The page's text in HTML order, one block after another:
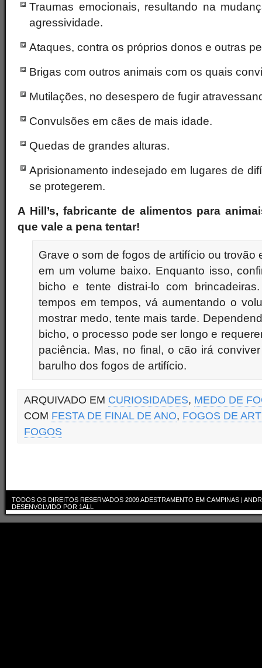
Traumas emocionais, resultando na
agressividade.
Ataques, contra os próprios donos e outras
Brigas com outros animais com os quais
Mutilações, no desespero de fugir
Convulsões em cães de mais idade.
Quedas de grandes alturas.
Aprisionamento indesejado em lugares de
se protegerem.
A Hill’s, fabricante de alimentos para
que vale a pena tentar!
Grave o som de fogos de artifício ou trovão
em um volume baixo. Enquanto isso,
bicho e tente distrai-lo com
tempos em tempos, vá aumentando o
mostrar medo, tente mais tarde.
bicho, o processo pode ser longo e
paciência. Mas, no final, o cão irá
barulho dos fogos de artifício.
ARQUIVADO EM CURIOSIDADES, MEDO DE
COM FESTA DE FINAL DE ANO, FOGOS DE
FOGOS
TODOS OS DIREITOS RESERVADOS 2009ADESTRAMENTO EM CAMPINAS |
DESENVOLVIDO POR 1ALL